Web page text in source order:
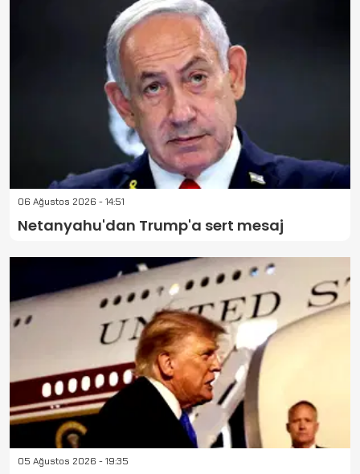
06 Ağustos 2026 - 14:51
Netanyahu'dan Trump'a sert mesaj
05 Ağustos 2026 - 19:35